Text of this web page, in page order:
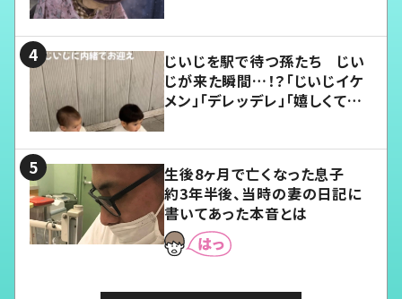
じいじを駅で待つ孫たち じい
じが来た瞬間…！？「じいじイケ
メン」「デレッデレ」「嬉しくて可
生後8ヶ月で亡くなった息子
約3年半後、当時の妻の日記に
書いてあった本音とは